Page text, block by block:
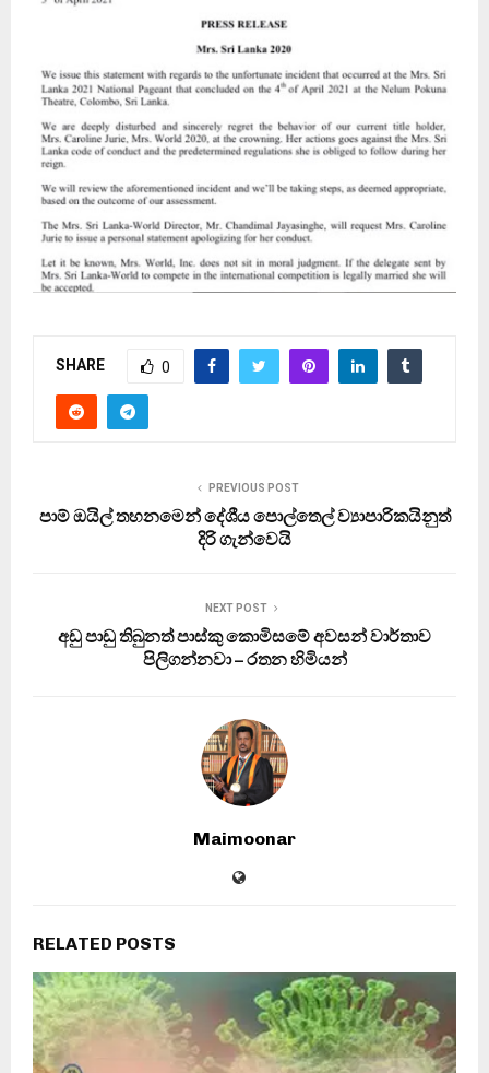
SHARE 0
PREVIOUS POST
පාම් ඔයිල් තහනමෙන් දේශීය පොල්තෙල් ව්‍යාපාරිකයිනුත්
දිරි ගැන්වෙයි
NEXT POST
අඩු පාඩු තිබුනත් පාස්කු කොමිසමේ අවසන් වාර්තාව
පිලිගන්නවා – රතන හිමියන්
Maimoonar
RELATED POSTS